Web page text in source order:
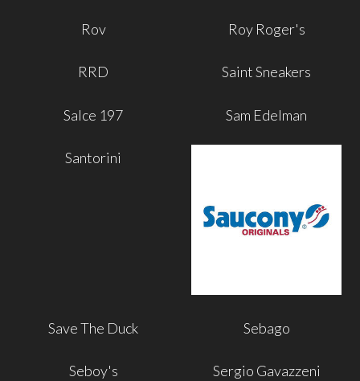
Rov Roy Roger's
RRD Saint Sneakers
Salce 197 Sam Edelman
Santorini
Save The Duck Sebago
Seboy's Sergio Gavazzeni